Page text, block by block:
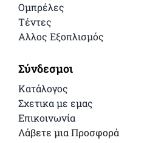
Ομπρέλες
Τέντες
Αλλος Εξοπλισμός
Σύνδεσμοι
Κατάλογος
Σχετικα με εμας
Επικοινωνία
Λάβετε μια Προσφορά